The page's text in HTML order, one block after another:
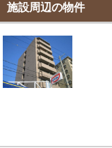
施設周辺の物件